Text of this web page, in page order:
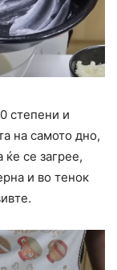
степени и
на самото дно,
ќе се загрее,
и во тенок